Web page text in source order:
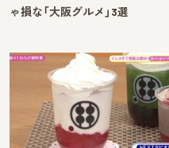
ゃ損な「大阪グルメ」3選